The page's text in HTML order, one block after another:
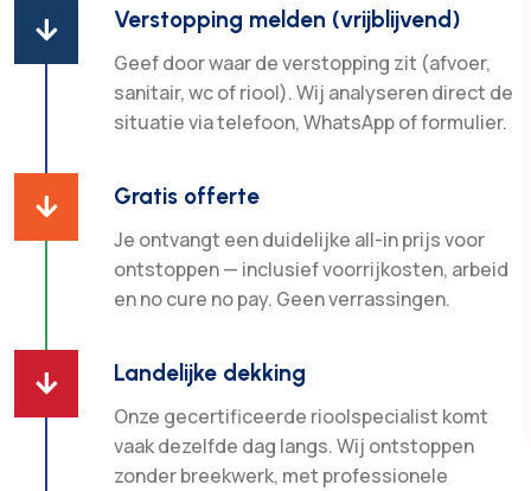
 Verstopping melden (vrijblijvend)
Geef door waar de verstopping zit (afvoer,
sanitair, wc of riool). Wij analyseren direct de
situatie via telefoon, WhatsApp of formulier.
 Gratis offerte
Je ontvangt een duidelijke all-in prijs voor
ontstoppen — inclusief voorrijkosten, arbeid
en no cure no pay. Geen verrassingen.
 Landelijke dekking
Onze gecertificeerde rioolspecialist komt
vaak dezelfde dag langs. Wij ontstoppen
zonder breekwerk, met professionele